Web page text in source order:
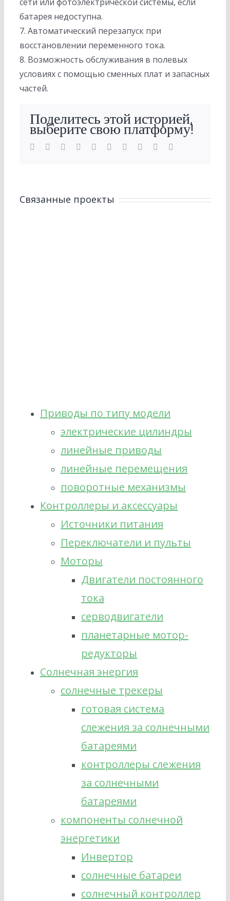
батарея недоступна.
7. Автоматический перезапуск при
восстановлении переменного тока.
8. Возможность обслуживания в полевых
условиях с помощью сменных плат и запасных
частей.
Поделитесь этой историей,
выберите свою платформу!
Facebook
TwitterLinkedIn
Reddit WhatsApp
TumblrPinterest Синь
Связанные проекты
Приводы по типу модели
электрические цилиндры
линейные приводы
линейные перемещения
поворотные механизмы
Контроллеры и аксессуары
Источники питания
Переключатели и пульты
Моторы
Двигатели постоянного
тока
серводвигатели
планетарные мотор-
редукторы
Солнечная энергия
солнечные трекеры
готовая система
слежения за солнечными
батареями
контроллеры слежения
за солнечными
батареями
компоненты солнечной
энергетики
Инвертор
солнечные батареи
солнечный контроллер